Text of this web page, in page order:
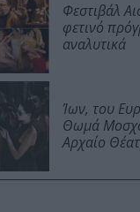
Φεστιβάλ
φετινό
αναλυτικά
Ίων, του
Θωμά
Αρχαίο